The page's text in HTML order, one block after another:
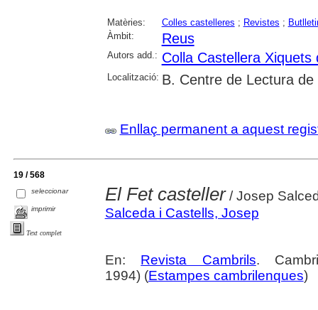
Matèries: Colles castelleres ; Revistes ;
Àmbit:
Reus
Autors add.: Colla Castellera Xiquets
Localització: B. Centre de Lectura de
Enllaç permanent a aquest
19 / 568
seleccionar
imprimir
Text complet
El Fet casteller/ Josep
Salceda i Castells, Josep
En: Revista Cambrils.
1994) (Estampes cambrilenques)